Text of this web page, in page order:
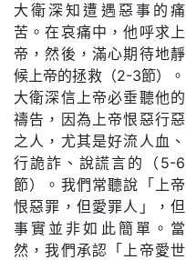
大衛深知遭遇惡事的痛
苦。在哀痛中，他呼求上
帝，然後，滿心期待地靜
候上帝的拯救（2-3節）。
大衛深信上帝必垂聽他的
禱告，因為上帝恨惡行惡
之人，尤其是好流人血、
行詭詐、說謊言的（5-6
節）。我們常聽說「上帝
恨惡罪，但愛罪人」，但
事實並非如此簡單。當
然，我們承認「上帝愛世